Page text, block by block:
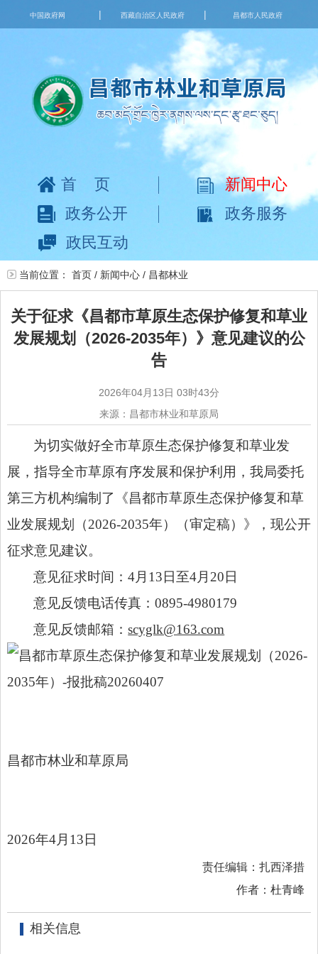
中国政府网 | 西藏自治区人民政府 | 昌都市人民政府
首页
新闻中心
政务公开
政务服务
政民互动
当前位置： 首页 / 新闻中心 / 昌都林业
关于征求《昌都市草原生态保护修复和草业
发展规划（2026-2035年）》意见建议的公
告
2026年04月13日 03时43分
来源：昌都市林业和草原局
为切实做好全市草原生态保护修复和草业发
展，指导全市草原有序发展和保护利用，我局委托
第三方机构编制了
《昌都市草原生态保护修复和草
业发展规划（2026-2035年）（审定稿）》，现公开
征求意见建议。
意见征求时间：4月13日至4月20日
意见反馈电话传真：0895-4980179
意见反馈邮箱：scyglk@163.com
昌都市草原生态保护修复和草业发展规划（2026-
2035年）-报批稿20260407
昌都市林业和草原局
2026年4月 13 日
责任编辑：扎西泽措
作者：杜青峰
相关信息